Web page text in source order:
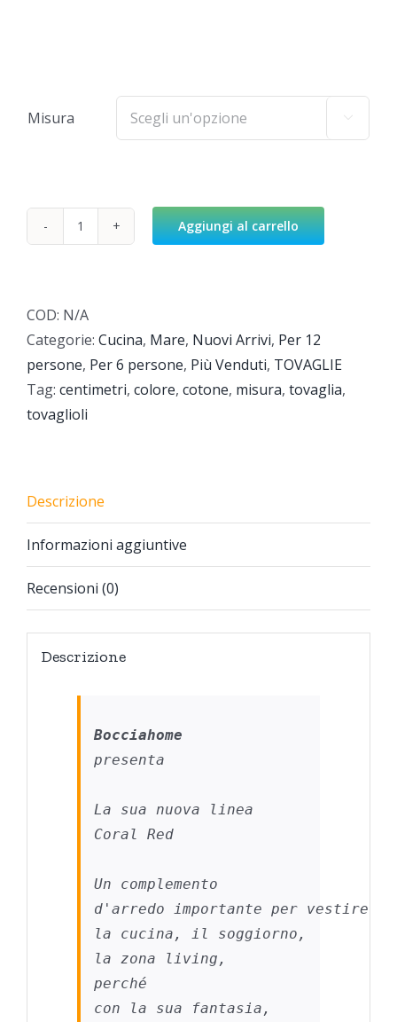
Misura
Coral
Aggiungi al carrello
COD: N/A
Categorie: Cucina, Mare, Nuovi Arrivi, Per 12
persone, Per 6 persone, Più Venduti, TOVAGLIE
Tag: centimetri, colore, cotone, misura, tovaglia,
tovaglioli
Descrizione
Informazioni aggiuntive
Recensioni (0)
Descrizione
Bocciahome
presenta
La sua nuova linea
Coral Red
Un complemento
d'arredo importante per vestire
la cucina, il soggiorno,
la zona living,
perché
con la sua fantasia,